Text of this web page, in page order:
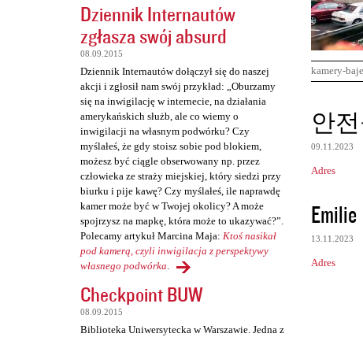
Dziennik Internautów
zgłasza swój absurd
08.09.2015
Dziennik Internautów dołączył się do naszej
akcji i zgłosił nam swój przykład: „Oburzamy
się na inwigilację w internecie, na działania
amerykańskich służb, ale co wiemy o
inwigilacji na własnym podwórku? Czy
myślałeś, że gdy stoisz sobie pod blokiem,
możesz być ciągle obserwowany np. przez
człowieka ze straży miejskiej, który siedzi przy
biurku i pije kawę? Czy myślałeś, ile naprawdę
kamer może być w Twojej okolicy? A może
spojrzysz na mapkę, która może to ukazywać?”.
Polecamy artykuł Marcina Maja: Ktoś nasikał
pod kamerą, czyli inwigilacja z perspektywy
własnego podwórka.
Checkpoint BUW
08.09.2015
Biblioteka Uniwersytecka w Warszawie. Jedna z
kamery-
K
o
m
e
n
t
a
r
안
09.11.2023
Adres
Emilie
13.11.2023
Adres